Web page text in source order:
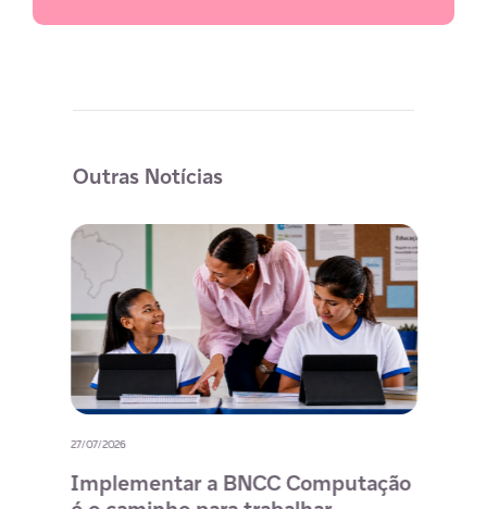
Outras Notícias
27/07/2026
Implementar a BNCC Computação